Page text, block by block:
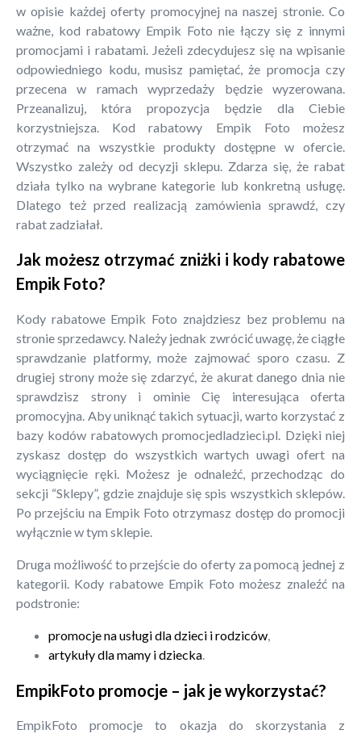
w opisie każdej oferty promocyjnej na naszej stronie. Co
ważne, kod rabatowy Empik Foto nie łączy się z innymi
promocjami i rabatami. Jeżeli zdecydujesz się na wpisanie
odpowiedniego kodu, musisz pamiętać, że promocja czy
przecena w ramach wyprzedaży będzie wyzerowana.
Przeanalizuj, która propozycja będzie dla Ciebie
korzystniejsza. Kod rabatowy Empik Foto możesz
otrzymać na wszystkie produkty dostępne w ofercie.
Wszystko zależy od decyzji sklepu. Zdarza się, że rabat
działa tylko na wybrane kategorie lub konkretną usługę.
Dlatego też przed realizacją zamówienia sprawdź, czy
rabat zadziałał.
Jak możesz otrzymać zniżki i kody rabatowe
Empik Foto?
Kody rabatowe Empik Foto znajdziesz bez problemu na
stronie sprzedawcy. Należy jednak zwrócić uwagę, że ciągłe
sprawdzanie platformy, może zajmować sporo czasu. Z
drugiej strony może się zdarzyć, że akurat danego dnia nie
sprawdzisz strony i ominie Cię interesująca oferta
promocyjna. Aby uniknąć takich sytuacji, warto korzystać z
bazy kodów rabatowych promocjedladzieci.pl. Dzięki niej
zyskasz dostęp do wszystkich wartych uwagi ofert na
wyciągnięcie ręki. Możesz je odnaleźć, przechodząc do
sekcji “Sklepy”, gdzie znajduje się spis wszystkich sklepów.
Po przejściu na Empik Foto otrzymasz dostęp do promocji
wyłącznie w tym sklepie.
Druga możliwość to przejście do oferty za pomocą jednej z
kategorii. Kody rabatowe Empik Foto możesz znaleźć na
podstronie:
promocje na usługi dla dzieci i rodziców,
artykuły dla mamy i dziecka.
EmpikFoto promocje – jak je wykorzystać?
EmpikFoto promocje to okazja do skorzystania z